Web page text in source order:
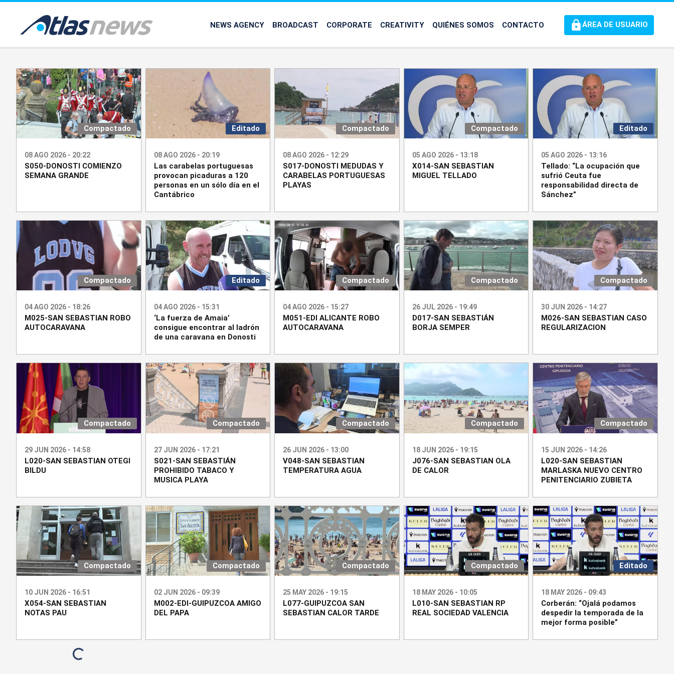
common.go-to-content
NEWS AGENCY BROADCAST CORPORATE CREATIVITY QUIÉNES SOMOS CONTACTO ÁREA DE USUARIO
Compactado
08 AGO 2026 - 20:22
S050-DONOSTI COMIENZO
SEMANA GRANDE
Editado
08 AGO 2026 - 20:19
Las carabelas portuguesas
provocan picaduras a 120
personas en un sólo día en el
Cantábrico
Compactado
08 AGO 2026 - 12:29
S017-DONOSTI MEDUDAS Y
CARABELAS PORTUGUESAS
PLAYAS
Compactado
05 AGO 2026 - 13:18
X014-SAN SEBASTIAN
MIGUEL TELLADO
Editado
05 AGO 2026 - 13:16
Tellado: “La ocupación que
sufrió Ceuta fue
responsabilidad directa de
Sánchez”
Compactado
04 AGO 2026 - 18:26
M025-SAN SEBASTIAN ROBO
AUTOCARAVANA
Editado
04 AGO 2026 - 15:31
‘La fuerza de Amaia’
consigue encontrar al ladrón
de una caravana en Donosti
Compactado
04 AGO 2026 - 15:27
M051-EDI ALICANTE ROBO
AUTOCARAVANA
Compactado
26 JUL 2026 - 19:49
D017-SAN SEBASTIÁN
BORJA SEMPER
Compactado
30 JUN 2026 - 14:27
M026-SAN SEBASTIAN CASO
REGULARIZACION
Compactado
29 JUN 2026 - 14:58
L020-SAN SEBASTIAN OTEGI
BILDU
Compactado
27 JUN 2026 - 17:21
S021-SAN SEBASTIÁN
PROHIBIDO TABACO Y
MUSICA PLAYA
Compactado
26 JUN 2026 - 13:00
V048-SAN SEBASTIAN
TEMPERATURA AGUA
Compactado
18 JUN 2026 - 19:15
J076-SAN SEBASTIAN OLA
DE CALOR
Compactado
15 JUN 2026 - 14:26
L020-SAN SEBASTIAN
MARLASKA NUEVO CENTRO
PENITENCIARIO ZUBIETA
Compactado
10 JUN 2026 - 16:51
X054-SAN SEBASTIAN
NOTAS PAU
Compactado
02 JUN 2026 - 09:39
M002-EDI-GUIPUZCOA AMIGO
DEL PAPA
Compactado
25 MAY 2026 - 19:15
L077-GUIPUZCOA SAN
SEBASTIAN CALOR TARDE
Compactado
18 MAY 2026 - 10:05
L010-SAN SEBASTIAN RP
REAL SOCIEDAD VALENCIA
Editado
18 MAY 2026 - 09:43
Corberán: “Ojalá podamos
despedir la temporada de la
mejor forma posible”